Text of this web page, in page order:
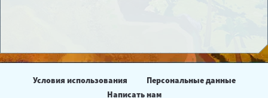
Условия использования
Персональные данные
Написать нам